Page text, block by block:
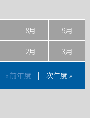
8月 9月
2月 3月
« 前年度 | 次年度 »